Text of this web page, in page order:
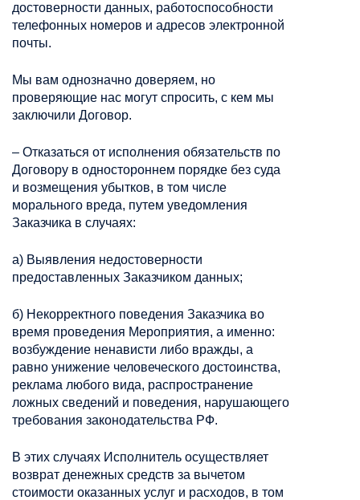
достоверности данных, работоспособности
телефонных номеров и адресов электронной
почты.
Мы вам однозначно доверяем, но
проверяющие нас могут спросить, с кем мы
заключили Договор.
– Отказаться от исполнения обязательств по
Договору в одностороннем порядке без суда
и возмещения убытков, в том числе
морального вреда, путем уведомления
Заказчика в случаях:
а) Выявления недостоверности
предоставленных Заказчиком данных;
б) Некорректного поведения Заказчика во
время проведения Мероприятия, а именно:
возбуждение ненависти либо вражды, а
равно унижение человеческого достоинства,
реклама любого вида, распространение
ложных сведений и поведения, нарушающего
требования законодательства РФ.
В этих случаях Исполнитель осуществляет
возврат денежных средств за вычетом
стоимости оказанных услуг и расходов, в том